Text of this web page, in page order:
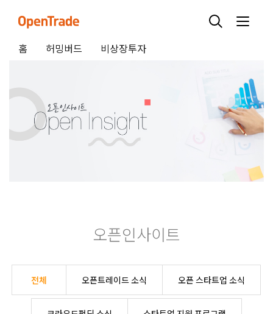
홈 허밍버드 비상장투자
오픈인사이트
전체 오픈트레이드 소식 오픈 스타트업 소식